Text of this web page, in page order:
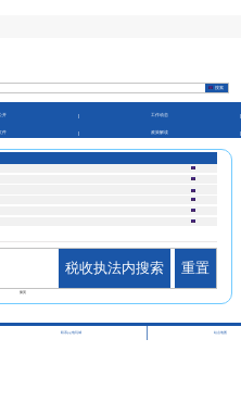
开 工作动态
件 政策解读
税收执法内搜索 重置
第页
联系pg电玩城
站点地图